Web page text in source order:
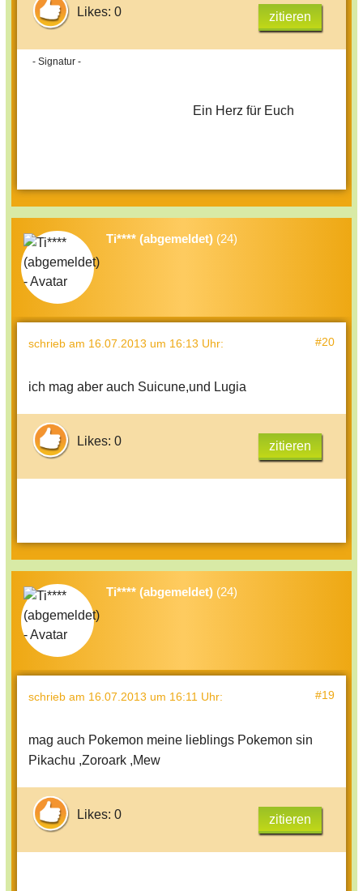
Likes: 0 zitieren
- Signatur -
Ein Herz für Euch
Ti**** (abgemeldet) (24)
schrieb am 16.07.2013 um 16:13 Uhr: #20
ich mag aber auch Suicune,und Lugia
Likes: 0 zitieren
Ti**** (abgemeldet) (24)
schrieb am 16.07.2013 um 16:11 Uhr: #19
mag auch Pokemon meine lieblings Pokemon sin
Pikachu ,Zoroark ,Mew
Likes: 0 zitieren